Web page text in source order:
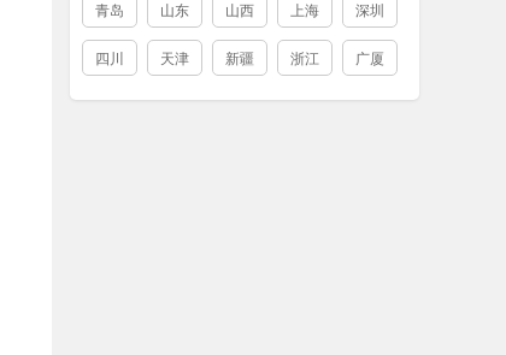
青岛 山东 山西 上海 深圳
四川 天津 新疆 浙江 广厦